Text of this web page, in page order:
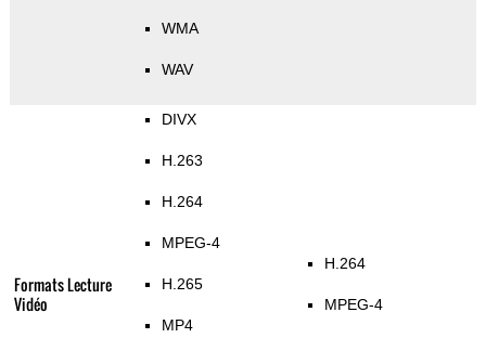
WMA
WAV
Formats Lecture
Vidéo
DIVX
H.263
H.264
MPEG-4
H.265
MP4
H.264
MPEG-4